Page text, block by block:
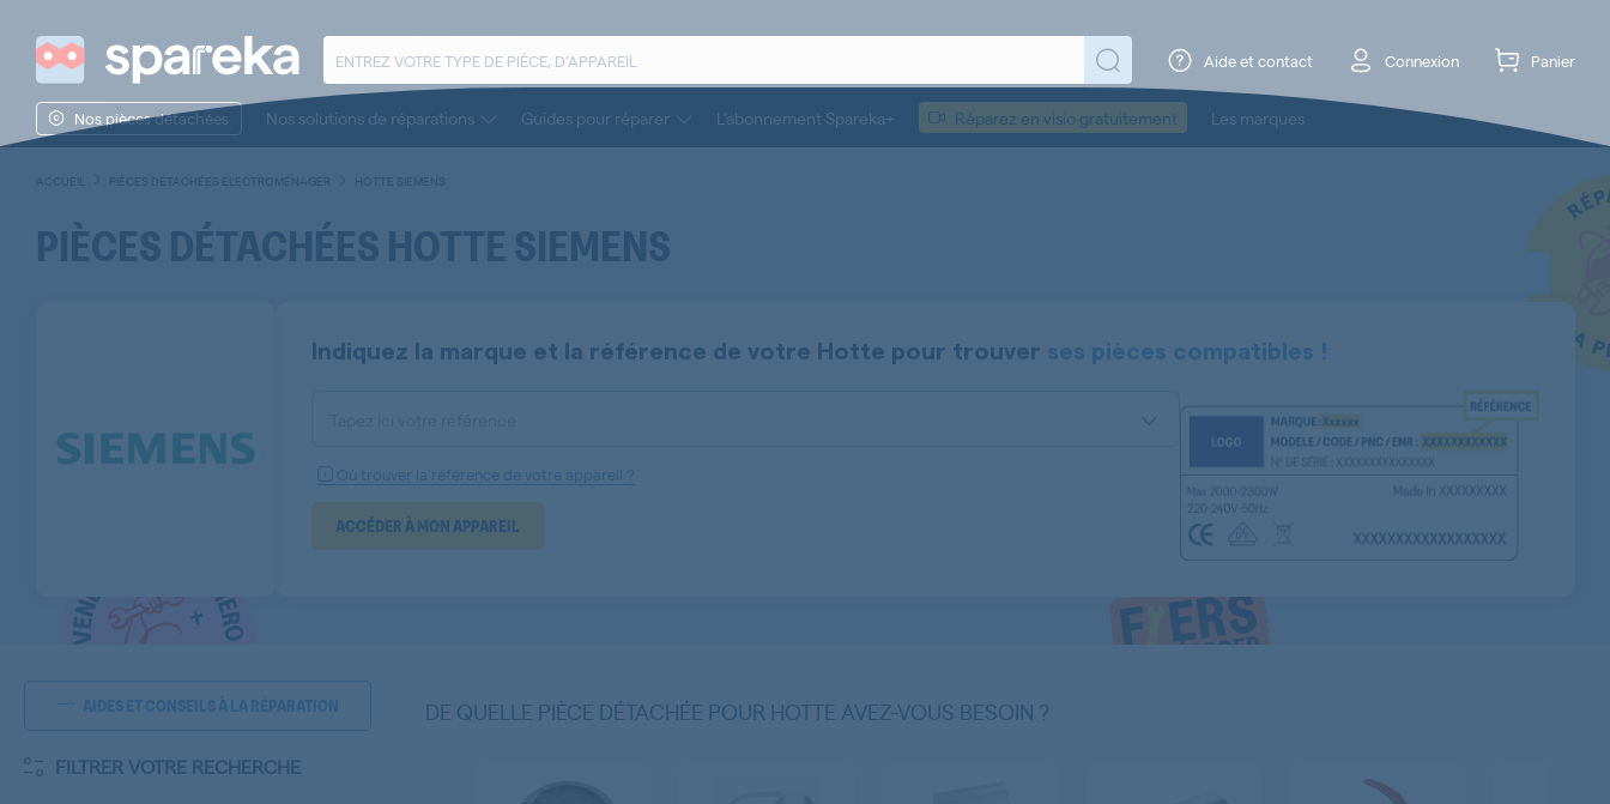
Aide et contact Connexion Panier
Nos pièces détachées Nos solutions de réparations Guides pour réparer L’abonnement Spareka+ Réparez en visio gratuitement Les marques
ACCUEIL PIÈCES DÉTACHÉES ELECTROMÉNAGER HOTTE SIEMENS
PIÈCES DÉTACHÉES HOTTE SIEMENS
Indiquez la marque et la référence de votre Hotte pour trouver ses pièces compatibles !
Où trouver la référence de votre appareil ?
ACCÉDER À MON APPAREIL
DE QUELLE PIÈCE DÉTACHÉE POUR HOTTE AVEZ-VOUS BESOIN ?
AIDES ET CONSEILS À LA RÉPARATION
FILTRER VOTRE RECHERCHE